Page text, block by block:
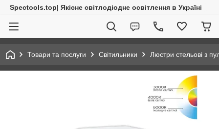
Spectools.top| Якісне світлодіодне освітлення в Україні
Товари та послуги Світильники Люстри стельові з